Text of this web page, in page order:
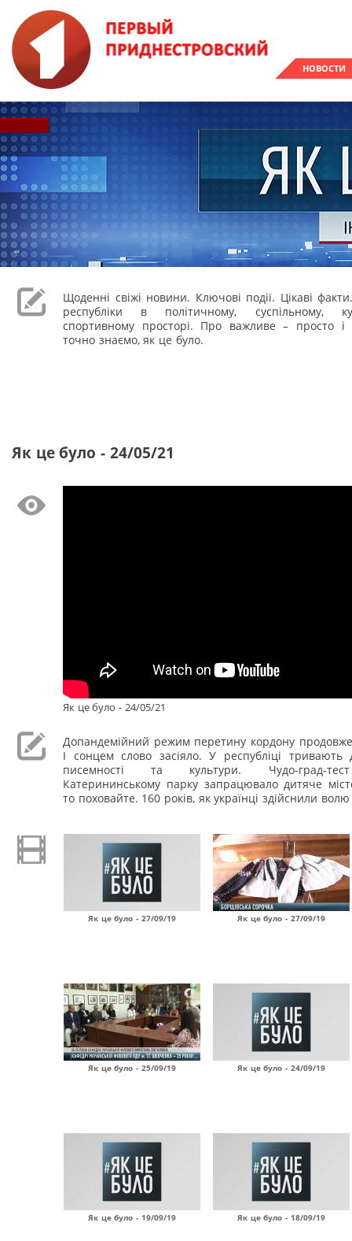
НОВОСТИ
Щоденні свіжі новини. Ключові події. Цікаві
республіки в політичному, суспільному,
спортивному просторі. Про важливе – просто і
точно знаємо, як це було.
Як це було - 24/05/21
Як це було - 24/05/21
Допандемійний режим перетину кордону
І сонцем слово засіяло. У республіці тривають
писемності та культури. Чудо-град-
Катерининському парку запрацювало дитяче
то поховайте. 160 років, як українці здійснили
Як це було - 27/09/19 Як це було - 27/09/19
Як це було - 25/09/19 Як це було - 24/09/19
Як це було - 19/09/19 Як це було - 18/09/19